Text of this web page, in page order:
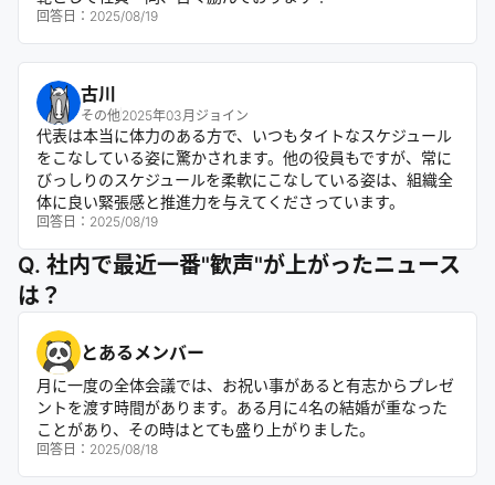
回答日： 2025/08/19
古川
その他2025年03月ジョイン
代表は本当に体力のある方で、いつもタイトなスケジュール
をこなしている姿に驚かされます。他の役員もですが、常に
びっしりのスケジュールを柔軟にこなしている姿は、組織全
体に良い緊張感と推進力を与えてくださっています。
回答日： 2025/08/19
Q. 社内で最近一番"歓声"が上がったニュース
は？
とあるメンバー
月に一度の全体会議では、お祝い事があると有志からプレゼ
ントを渡す時間があります。ある月に4名の結婚が重なった
ことがあり、その時はとても盛り上がりました。
回答日： 2025/08/18